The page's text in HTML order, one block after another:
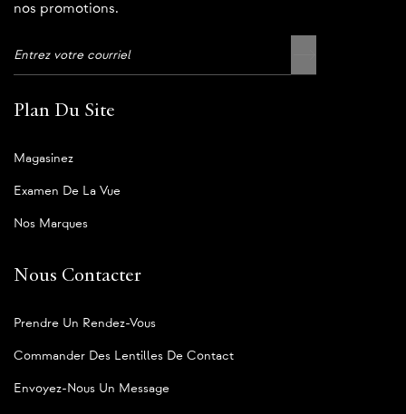
nos promotions.
Plan Du Site
Magasinez
Examen De La Vue
Nos Marques
Nous Contacter
Prendre Un Rendez-Vous
Commander Des Lentilles De Contact
Envoyez-Nous Un Message